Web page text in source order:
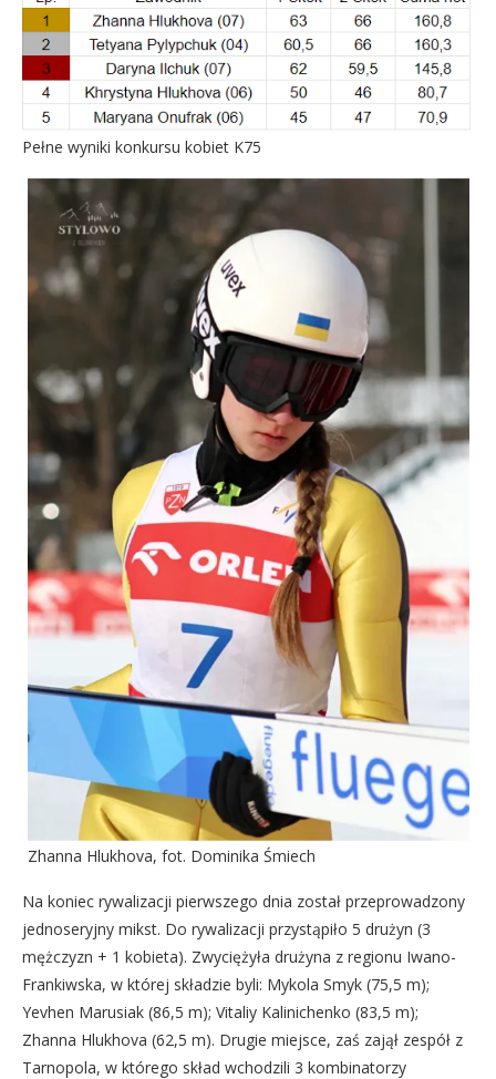
Pełne wyniki konkursu kobiet K75
Zhanna Hlukhova, fot. Dominika Śmiech
Na koniec rywalizacji pierwszego dnia został przeprowadzony
jednoseryjny mikst. Do rywalizacji przystąpiło 5 drużyn (3
mężczyzn + 1 kobieta). Zwyciężyła drużyna z regionu Iwano-
Frankiwska, w której składzie byli: Mykola Smyk (75,5 m);
Yevhen Marusiak (86,5 m); Vitaliy Kalinichenko (83,5 m);
Zhanna Hlukhova (62,5 m). Drugie miejsce, zaś zajął zespół z
Tarnopola, w którego skład wchodzili 3 kombinatorzy